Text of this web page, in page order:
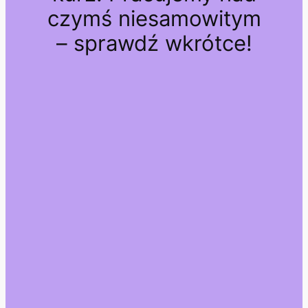
czymś niesamowitym
– sprawdź wkrótce!